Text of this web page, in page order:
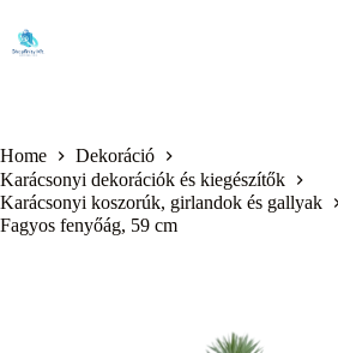
content
Home
Dekoráció
Karácsonyi dekorációk és kiegészítők
Karácsonyi koszorúk, girlandok és gallyak
Fagyos fenyőág, 59 cm